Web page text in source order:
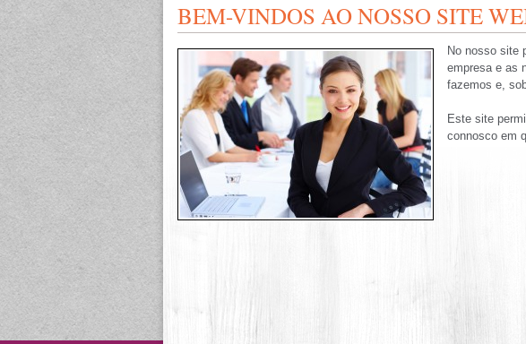
BEM-VINDOS AO NOSSO SITE
No nosso site
empresa e as
fazemos e,
Este site
connosco em